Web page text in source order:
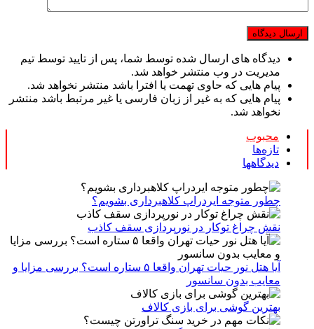
دیدگاه های ارسال شده توسط شما، پس از تایید توسط تیم
مدیریت در وب منتشر خواهد شد.
پیام هایی که حاوی تهمت یا افترا باشد منتشر نخواهد شد.
پیام هایی که به غیر از زبان فارسی یا غیر مرتبط باشد منتشر
نخواهد شد.
محبوب
تازه‌ها
دیدگاهها
چطور متوجه ایردراپ کلاهبرداری بشویم؟
نقش چراغ توکار در نورپردازی سقف کاذب
آیا هتل نور حیات تهران واقعا ۵ ستاره است؟ بررسی مزایا و
معایب بدون سانسور
بهترین گوشی برای بازی کالاف